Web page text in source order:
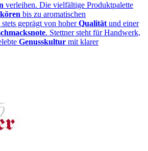
verleihen. Die vielfältige Produktpalette
bis zu aromatischen
stets geprägt von hoherQualität und einer
. Stettner steht für Handwerk,
Genusskultur mit klarer